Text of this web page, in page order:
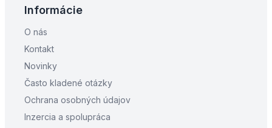
Informácie
O nás
Kontakt
Novinky
Často kladené otázky
Ochrana osobných údajov
Inzercia a spolupráca